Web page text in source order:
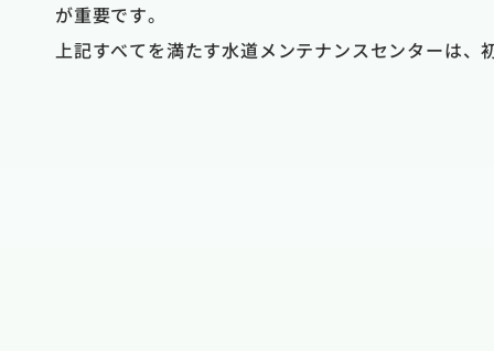
が重要です。
上記すべてを満たす水道メンテナンスセンターは、